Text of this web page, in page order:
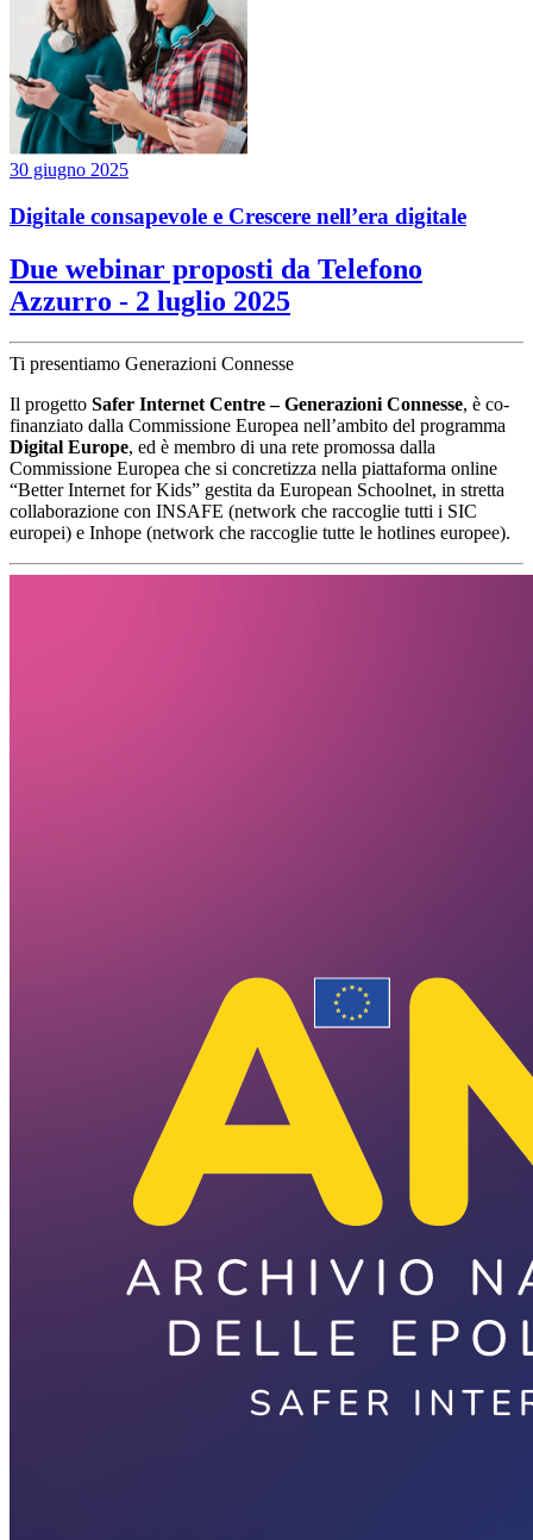
30 giugno 2025
Digitale consapevole e Crescere nell’era digitale
Due webinar proposti da Telefono
Azzurro - 2 luglio 2025
Ti presentiamo Generazioni Connesse
Il progetto Safer Internet Centre – Generazioni Connesse, è co-
finanziato dalla Commissione Europea nell’ambito del programma
Digital Europe, ed è membro di una rete promossa dalla
Commissione Europea che si concretizza nella piattaforma online
“Better Internet for Kids” gestita da European Schoolnet, in stretta
collaborazione con INSAFE (network che raccoglie tutti i SIC
europei) e Inhope (network che raccoglie tutte le hotlines europee).